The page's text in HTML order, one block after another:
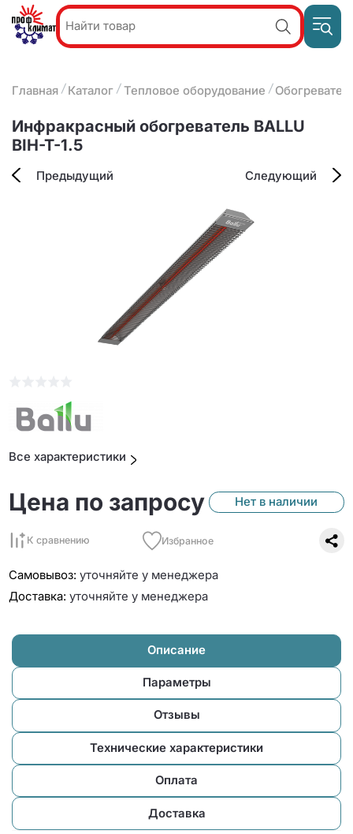
Акции и
О компании
Наши услуги
Оплата и доставка
8
25-
Главная Каталог Тепловое оборудование
Инфракрасный обогреватель BALLU
BIH-T-1.5
Предыдущий Следующий
Все характеристики
Цена по запросу Нет в наличии
К сравнению Избранное
Самовывоз: уточняйте у менеджера
Доставка: уточняйте у менеджера
Описание
Параметры
Отзывы
Технические характеристики
Оплата
Доставка